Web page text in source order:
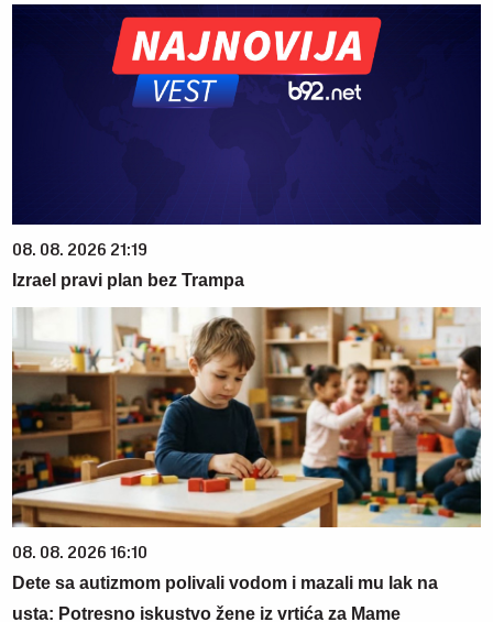
08. 08. 2026 21:19
Izrael pravi plan bez Trampa
08. 08. 2026 16:10
Dete sa autizmom polivali vodom i mazali mu lak na
usta: Potresno iskustvo žene iz vrtića za Mame